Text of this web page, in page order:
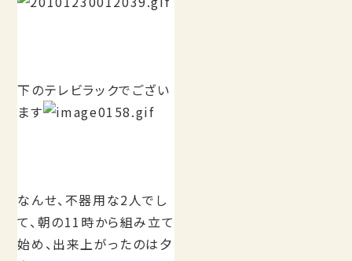
下のテレビラックでござい
ます
なんせ、不器用な2人でし
て、朝の11時から組み立て
始め、出来上がったのは夕